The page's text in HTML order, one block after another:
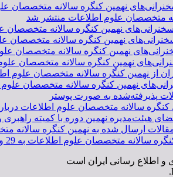
سالانه متخصصان علوم اطلاعات، روز دوشنبه 26 مرداد ۱۴۰۵،
متخصصان علوم اطلاعات منتشر شد
سالانه متخصصان علوم اطلاعات، روز دوشنبه 5 مرداد ۱۴۰۵،
سالانه متخصصان علوم اطلاعات، روز دوشنبه 29 تیر ۱۴۰۵،
سالانه متخصصان علوم اطلاعات، روز دوشنبه 22 تیر ۱۴۰۵، ساعت
سالانه متخصصان علوم اطلاعات، روز دوشنبه 1 تیر ۱۴۰۵، ساعت
از نهمین کنگره سالانه متخصصان علوم
سالانه متخصصان علوم اطلاعات، روز دوشنبه ۱۸ خرداد ۱۴۰۵، ساعت
پذیرفته‌شده به صورت پوستر
کنگره سالانه متخصصان علوم اطلاعات
هیئت‌مدیره نهمین دوره با کمیته راهبری
مقالات ارسال شده به نهمین کنگره سالانه
متخصصان علوم اطلاعات به 29 و 30 اردیبهشت 1405
و اطلاع رسانی ایران است
.